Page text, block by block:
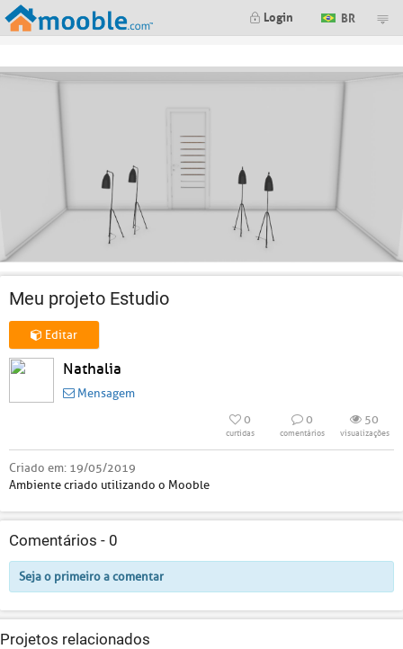
Login BR
Meu projeto Estudio
Editar
Nathalia
Mensagem
0
curtidas
0
comentários
50
visualizações
Criado em: 19/05/2019
Ambiente criado utilizando o Mooble
Comentários - 0
Seja o primeiro a comentar
Projetos relacionados